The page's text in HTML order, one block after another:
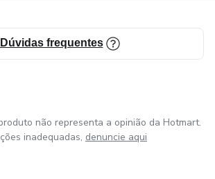
Dúvidas frequentes
não representa a opinião da Hotmart.
inadequadas, denuncie aqui